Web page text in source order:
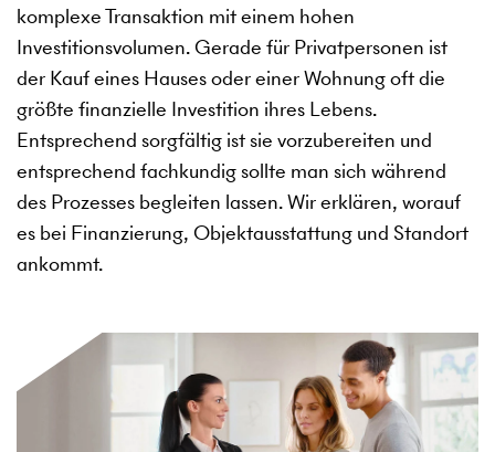
komplexe Transaktion mit einem hohen
Investitionsvolumen. Gerade für Privatpersonen ist
der Kauf eines Hauses oder einer Wohnung oft die
größte finanzielle Investition ihres Lebens.
Entsprechend sorgfältig ist sie vorzubereiten und
entsprechend fachkundig sollte man sich während
des Prozesses begleiten lassen. Wir erklären, worauf
es bei Finanzierung, Objektausstattung und Standort
ankommt.